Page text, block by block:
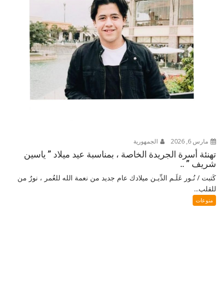
مارس 6, 2026 الجمهورية
تهنئة أسرة الجريدة الخاصة ، بمناسبة عيد ميلاد ” ياسين
شريف ” ..
كَتبت / نُـور عَلَـم الدِّيـن ميلادك عام جديد من نعمة الله للعُمر ، نورٌ من
للقلب...
منوعات